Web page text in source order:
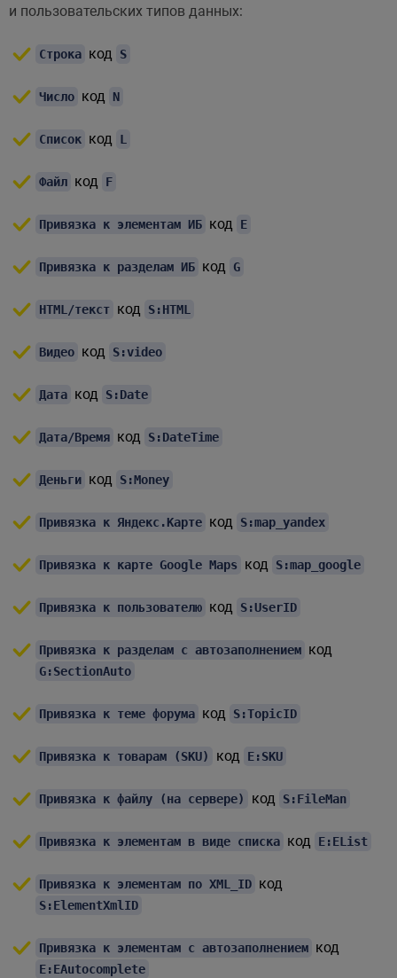
и пользовательских типов данных:
Строка код S
Число код N
Список код L
Файл код F
Привязка к элементам ИБ код E
Привязка к разделам ИБ код G
HTML/текст код S:HTML
Видео код S:video
Дата код S:Date
Дата/Время код S:DateTime
Деньги код S:Money
Привязка к Яндекс.Карте код S:map_yandex
Привязка к карте Google Maps код S:map_google
Привязка к пользователю код S:UserID
Привязка к разделам с автозаполнением код
G:SectionAuto
Привязка к теме форума код S:TopicID
Привязка к товарам (SKU) код E:SKU
Привязка к файлу (на сервере) код S:FileMan
Привязка к элементам в виде списка код E:EList
Привязка к элементам по XML_ID код
S:ElementXmlID
Привязка к элементам с автозаполнением код
E:EAutocomplete